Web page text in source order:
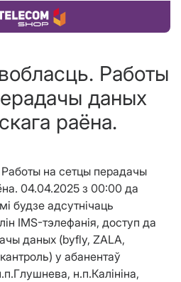
тавар
Работы
даных
раёна.
на сетцы перадачы
04.04.2025 з 00:00 да
будзе адсутнічаць
IMS-тэлефанія, доступ да
даных (byfly, ZALA,
у абанентаў
н.п.Калініна,